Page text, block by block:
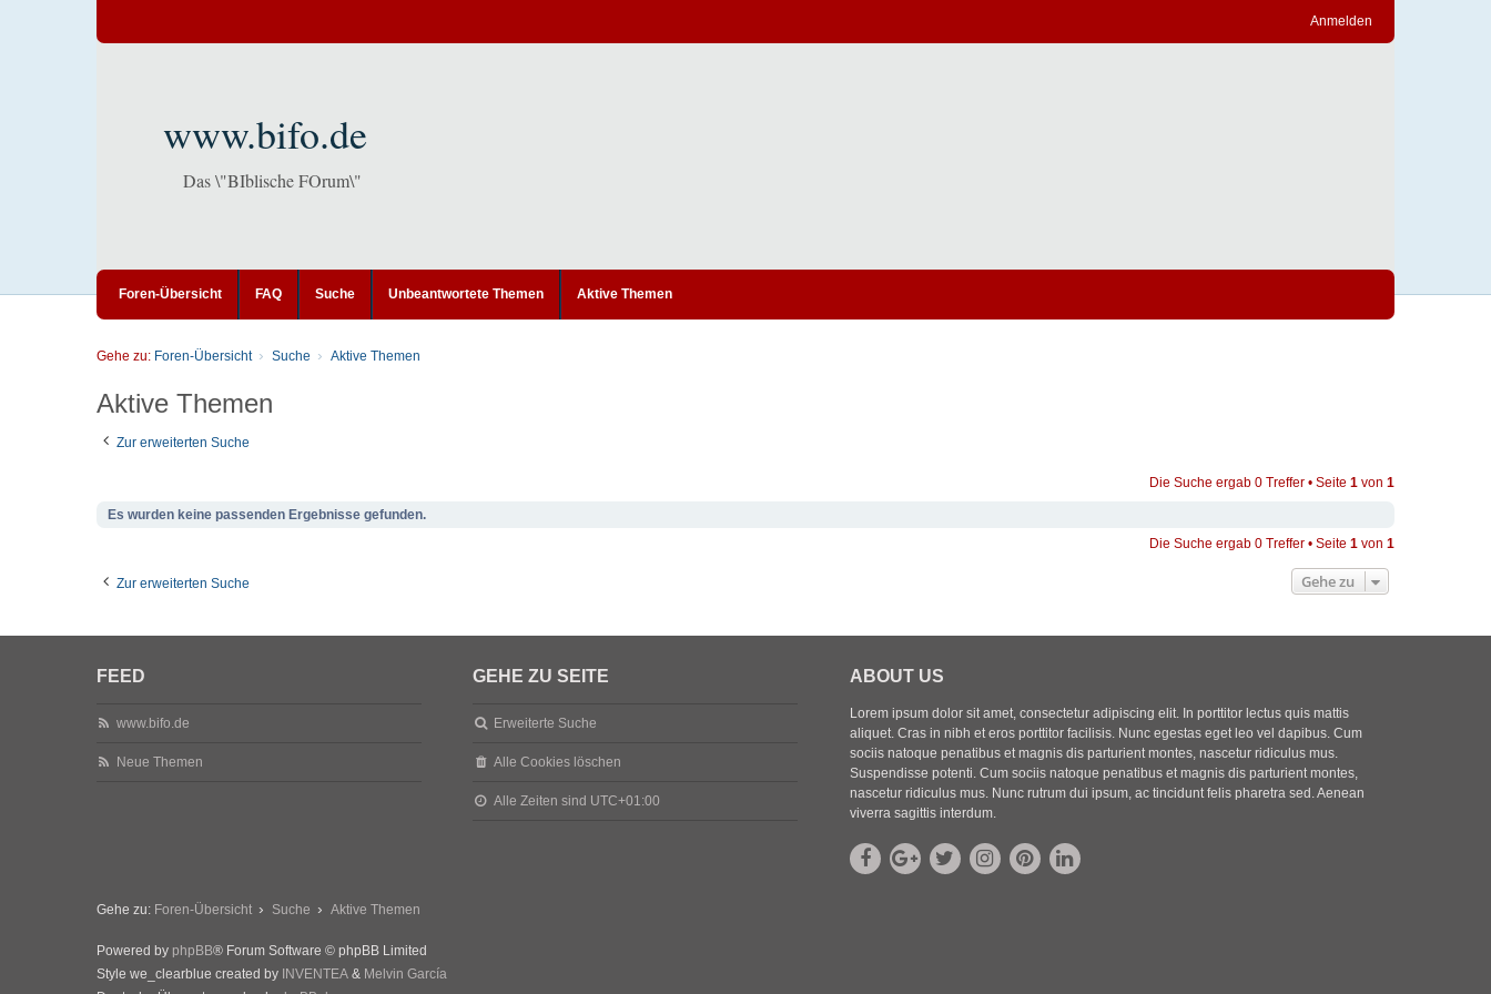
Anmelden
www.bifo.de
Das \"BIblische FOrum\"
Foren-Übersicht FAQ Suche Unbeantwortete Themen Aktive Themen
Gehe zu: Foren-Übersicht Suche Aktive Themen
Aktive Themen
Zur erweiterten Suche
Die Suche ergab 0 Treffer • Seite 1 von 1
Es wurden keine passenden Ergebnisse gefunden.
Die Suche ergab 0 Treffer • Seite 1 von 1
Zur erweiterten Suche Gehe zu
FEED
www.bifo.de
Neue Themen
GEHE ZU SEITE
Erweiterte Suche
Alle Cookies löschen
Alle Zeiten sind UTC+01:00
ABOUT US
Lorem ipsum dolor sit amet, consectetur adipiscing elit. In porttitor lectus quis mattis
aliquet. Cras in nibh et eros porttitor facilisis. Nunc egestas eget leo vel dapibus. Cum
sociis natoque penatibus et magnis dis parturient montes, nascetur ridiculus mus.
Suspendisse potenti. Cum sociis natoque penatibus et magnis dis parturient montes,
nascetur ridiculus mus. Nunc rutrum dui ipsum, ac tincidunt felis pharetra sed. Aenean
viverra sagittis interdum.
Gehe zu: Foren-Übersicht Suche Aktive Themen
Powered by phpBB® Forum Software © phpBB Limited
Style we_clearblue created by INVENTEA & Melvin García